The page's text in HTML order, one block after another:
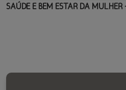
SAÚDE E BEM ESTAR DA